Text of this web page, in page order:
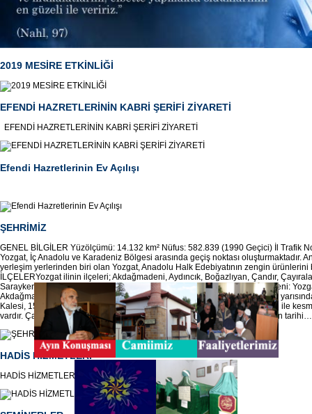
2019 MESİRE ETKİNLİĞİ
EFENDİ HAZRETLERİNİN KABRİ ŞERİFİ ZİYARETİ
EFENDİ HAZRETLERİNİN KABRİ ŞERİFİ ZİYARETİ
Efendi Hazretlerinin Ev Açılışı
ŞEHRİMİZ
GENEL BİLGİLER Yüzölçümü: 14.132 km² Nüfus: 582.839 (1990 Geçici) İl Trafik
Yozgat, İç Anadolu ve Karadeniz Bölgesi arasında geçiş noktası oluşturmaktadır.
yerleşim yerlerinden biri olan Yozgat, Anadolu Halk Edebiyatının zengin ürünlerini
İLÇELERYozgat ilinin ilçeleri; Akdağmadeni, Aydıncık, Boğazlıyan, Çandır,
Saraykent, Sarıkaya, Sorgun, Şefaatli, Yenifakılı ve Yerköy’dür. Akdağmadeni:
Akdağmadeni ve köylerinde yer alan tarihi eserler arasında 13. yüzyılın ilk
Kalesi, 15. yüzyıla tarihlenen Ali Çelebi Türbesi ve Mahmut Çelebi Türbesi ile
vardır. Çayıralan: Yozgat’ın güneydoğusunda yer alır. Çayıralan’da yer alan tarihi…
HADİS HİZMETLERİ
HADİS HİZMETLERİ